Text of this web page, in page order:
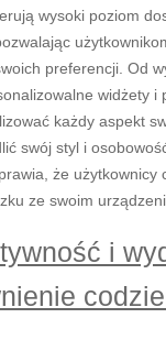
wysoki poziom
preferencji. Od
widżety i
każdy aspekt
swój styl i
że użytkownicy
ze swoim
i